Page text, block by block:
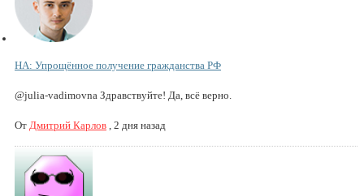
НА: Упрощённое получение гражданства РФ
@julia-vadimovna Здравствуйте! Да, всё верно.
От Дмитрий Карлов , 2 дня назад